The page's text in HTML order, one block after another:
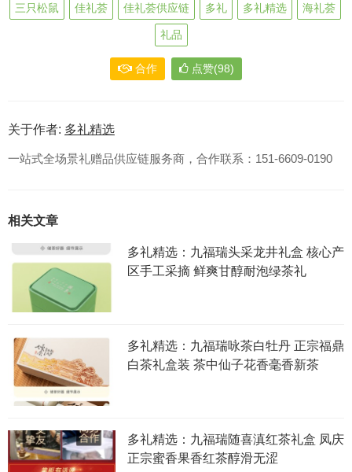
三只松鼠 佳礼荟 佳礼荟供应链 多礼 多礼精选 海礼荟
礼品
合作 点赞(98)
关于作者: 多礼精选
一站式全场景礼赠品供应链服务商，合作联系：151-6609-0190
相关文章
多礼精选：九福瑞头采龙井礼盒 核心产
区手工采摘 鲜爽甘醇耐泡绿茶礼
多礼精选：九福瑞咏茶白牡丹 正宗福鼎
白茶礼盒装 茶中仙子花香毫香新茶
多礼精选：九福瑞随喜滇红茶礼盒 凤庆
正宗蜜香果香红茶醇滑无涩